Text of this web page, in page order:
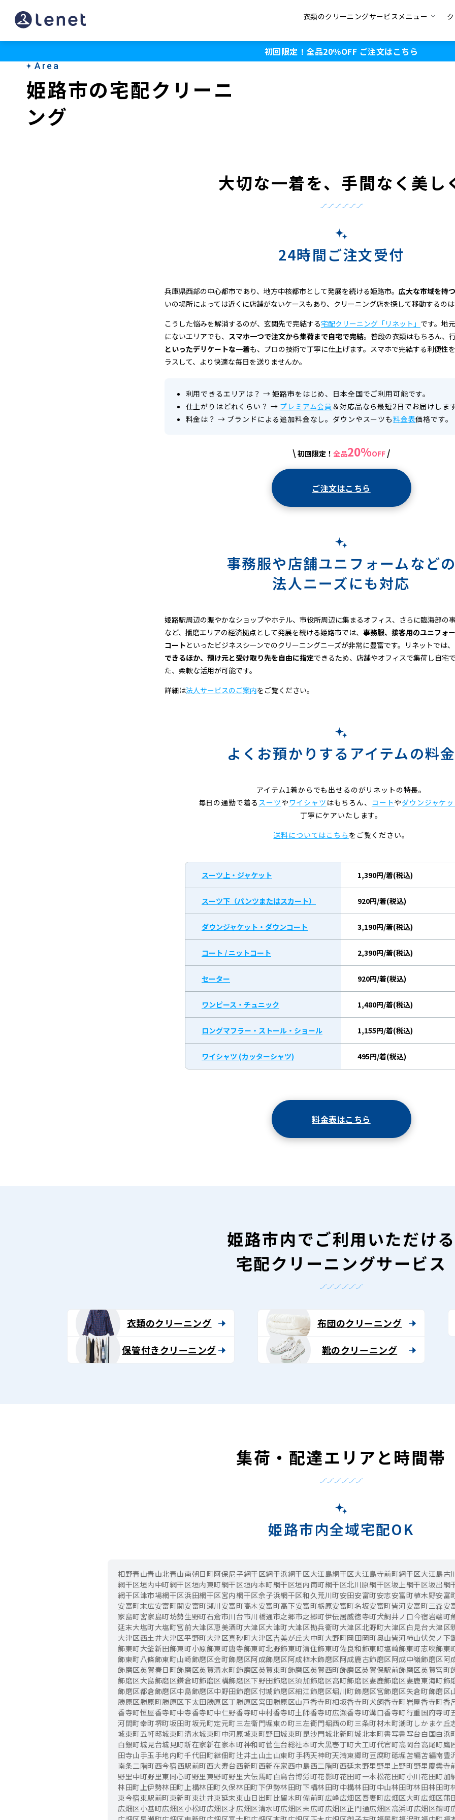
姫
路
衣類のクリーニングサービスメニュー
初回限定！全品20％OFF ご注文はこちら
Area
姫路市の宅配クリーニ
ング
大切な一着を、手間なく美し
24時間ご注文受付
兵庫県西部の中心都市であり、地方中核都市として発展を続ける姫路市。 広大な市域を持
いの場所によっては近くに店舗がないケースもあり、クリーニング店を探して移動するのは
こうした悩みを解消するのが、玄関先で完結する宅配クリーニング「リネット」 です。地
にないエリアでも、 スマホ一つで注文から集荷まで自宅で完結。普段の衣類はもちろん、
といったデリケートな一着も、プロの技術で丁寧に仕上げます。スマホで完結する利便性
ラスして、より快適な毎日を送りませんか。
利用できるエリアは？ →姫路市をはじめ、日本全国でご利用可能です。
仕上がりはどれくらい？ → プレミアム会員 ＆対応品なら最短2日でお届けします
料金は？ → ブランドによる追加料金なし。ダウンやスーツも料金表価格です。
\ 初回限定！ 全品20%OFF /
ご注文はこちら
事務服や店舗ユニフォームなどの
法人ニーズにも対応
姫路駅周辺の賑やかなショップやホテル、市役所周辺に集まるオフィス、さらに臨海部の
など、播磨エリアの経済拠点として発展を続ける姫路市では、 事務服、接客用のユニフォ
コートといったビジネスシーンでのクリーニングニーズが非常に豊富です。リネットでは、
できるほか、預け元と受け取り先を自由に指定できるため、店舗やオフィスで集荷し自宅
た、柔軟な活用が可能です。
詳細は法人サービスのご案内をご覧ください。
よくお預かりするアイテムの料金
アイテム1着からでも出せるのがリネットの特長。
毎日の通勤で着る スーツやワイシャツ はもちろん、 コートやダウンジャケッ
丁寧にケアいたします。
送料についてはこちら をご覧ください。
スーツ上・ジャケット 1,390円/着(税込)
スーツ下（パンツまたはスカート） 920円/着(税込)
ダウンジャケット・ダウンコート 3,190円/着(税込)
コート / ニットコート 2,390円/着(税込)
セーター 920円/着(税込)
ワンピース・チュニック 1,480円/着(税込)
ロングマフラー・ストール・ショール 1,155円/着(税込)
ワイシャツ (カッターシャツ) 495円/着(税込)
料金表はこちら
姫路市内でご利用いただける
宅配クリーニングサービス
衣類のクリーニング
保管付きクリーニング
布団のクリーニング
靴のクリーニング
集荷・配達エリアと時間帯
姫路市内全域宅配OK
相野青山青山北青山南朝日町阿保尼子網干区網干浜網干区大江島網干区大江島寺前町網干区大江島古
網干区垣内中町網干区垣内東町網干区垣内本町網干区垣内南町網干区北川原網干区坂上網干区坂出網
網干区津市場網干区浜田網干区宮内網干区余子浜網干区和久荒川町安田安富町安志安富町植木野安富
安富町末広安富町関安富町瀬川安富町高木安富町高下安富町栃原安富町名坂安富町皆河安富町三森安
家島町宮家島町坊勢生野町石倉市川台市川橋通市之郷市之郷町伊伝居威徳寺町犬飼井ノ口今宿岩端町
延末大塩町大塩町宮前大津区恵美酒町大津区大津町大津区勘兵衛町大津区北野町大津区白見台大津区
大津区西土井大津区平野町大津区真砂町大津区吉美が丘大中町大野町岡田岡町奥山皆河柿山伏欠ノ下
飾東町大釜新田飾東町小原飾東町唐寺飾東町北野飾東町清住飾東町佐良和飾東町塩崎飾東町志吹飾東
飾東町八條飾東町山崎飾磨区会町飾磨区阿成飾磨区阿成植木飾磨区阿成鹿古飾磨区阿成中嶺飾磨区阿
飾磨区英賀春日町飾磨区英賀清水町飾磨区英賀東町飾磨区英賀西町飾磨区英賀保駅前飾磨区英賀宮町
飾磨区大島飾磨区鎌倉町飾磨区構飾磨区下野田飾磨区須加飾磨区高町飾磨区妻鹿飾磨区妻鹿東海町飾
飾磨区都倉飾磨区中島飾磨区中野田飾磨区付城飾磨区細江飾磨区堀川町飾磨区宮飾磨区矢倉町飾磨区
勝原区勝原町勝原区下太田勝原区丁勝原区宮田勝原区山戸香寺町相坂香寺町犬飼香寺町岩屋香寺町香
香寺町恒屋香寺町中寺香寺町中仁野香寺町中村香寺町土師香寺町広瀬香寺町溝口香寺町行重国府寺町
河間町幸町堺町坂田町坂元町定元町三左衛門堀東の町三左衛門堀西の町三条町材木町潮町 しかまケ丘
城東町五軒邸城東町清水城東町中河原城東町野田城東町毘沙門城北新町城北本町書写書写台白国白浜
白銀町城見台城見町新在家新在家本町神和町菅生台総社本町大黒壱丁町大工町代官町高岡台高尾町鷹
田寺山手玉手地内町千代田町継佃町辻井土山土山東町手柄天神町天満東郷町豆腐町砥堀苫編苫編南豊
南条二階町西今宿西駅前町西大寿台西新町西新在家西中島西二階町西延末野里野里上野町野里慶雲寺
野里中町野里東同心町野里東野町野里大伝馬町白鳥台博労町花影町花田町一本松花田町小川花田町加
林田町上伊勢林田町上構林田町久保林田町下伊勢林田町下構林田町中構林田町中山林田町林田林田町
東今宿東駅前町東新町東辻井東延末東山日出町比留木町備前町広峰広畑区吾妻町広畑区大町広畑区蒲
広畑区小基町広畑区小松町広畑区才広畑区清水町広畑区末広町広畑区正門通広畑区高浜町広畑区鶴町